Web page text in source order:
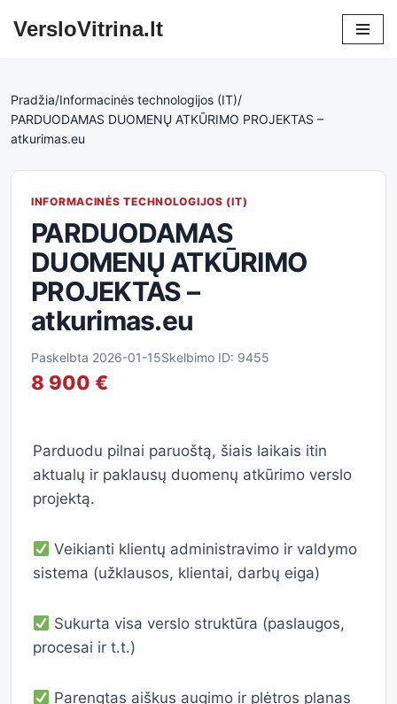
VersloVitrina.lt
Pradžia/Informacinės technologijos (IT)/
PARDUODAMAS DUOMENŲ ATKŪRIMO PROJEKTAS –
atkurimas.eu
INFORMACINĖS TECHNOLOGIJOS (IT)
PARDUODAMAS
DUOMENŲ ATKŪRIMO
PROJEKTAS –
atkurimas.eu
Paskelbta 2026-01-15Skelbimo ID: 9455
8 900 €
Parduodu pilnai paruoštą, šiais laikais itin
aktualų ir paklausų duomenų atkūrimo verslo
projektą.
Veikianti klientų administravimo ir valdymo
sistema (užklausos, klientai, darbų eiga)
Sukurta visa verslo struktūra (paslaugos,
procesai ir t.t.)
Parengtas aiškus augimo ir plėtros planas